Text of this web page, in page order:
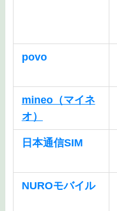
povo
mineo（マイネ
オ）
日本通信SIM
NUROモバイル